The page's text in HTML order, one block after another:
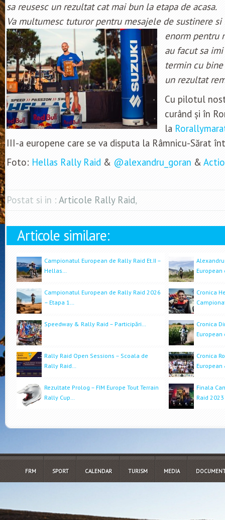
sa reusesc un rezultat cat mai bun la etapa de acasa.
Va multumesc tuturor pentru mesajele de sustinere si
enorm pentru
au facut sa
termin cu
un rezultat
Cu pilotul
curând și în
la
III-a europene care se va disputa la Râmnicu-Sărat
Foto: Hellas Rally Raid & @alexandru_goran &
Postat si in : Articole Rally Raid,
Articole similare:
Campionatul European de Rally Raid Et.II –
Hellas…
European
Campionatul European de Rally Raid 2026
– Etapa 1…
Cronica
Speedway & Rally Raid – Participări…
Cronica
European
Rally Raid Open Sessions – Scoala de
Rally Raid…
Cronica
European
Rezultate Prolog – FIM Europe Tout Terrain
Rally Cup…
Finala
Raid
FRM SPORT CALENDAR TURISM MEDIA